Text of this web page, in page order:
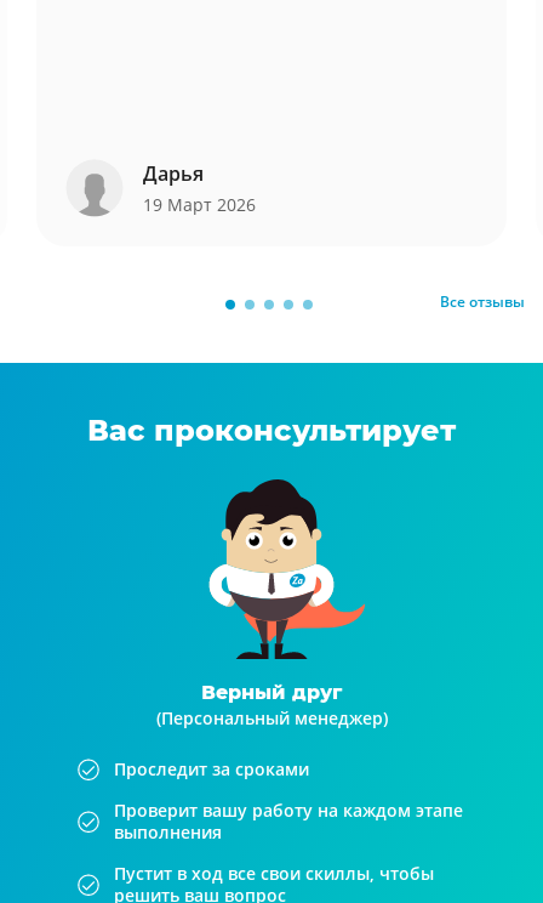
Дарья
19 Март 2026
Все отзывы
Вас проконсультирует
Верный друг
(Персональный менеджер)
Проследит за сроками
Проверит вашу работу на каждом этапе
выполнения
Пустит в ход все свои скиллы, чтобы
решить ваш вопрос